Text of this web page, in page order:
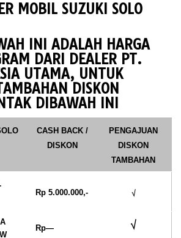
MOBIL SUZUKI SOLO
INI ADALAH HARGA
DARI DEALER PT.
UTAMA, UNTUK
DISKON
DIBAWAH INI
CASH BACK /
DISKON
PENGAJUAN
DISKON
TAMBAHAN
Rp 5.000.000,- √
Rp— √